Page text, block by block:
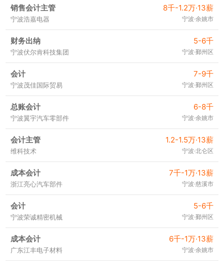
销售会计主管 8千-1.2万·13薪
宁波浩嘉电器 宁波·余姚市
财务出纳 5-6千
宁波伏尔肯科技集团 宁波·鄞州区
会计 7-9千
宁波茂佳国际贸易 宁波·鄞州区
总账会计 6-8千
宁波翼宇汽车零部件 宁波·余姚市
会计主管 1.2-1.5万·13薪
维科技术 宁波·北仑区
成本会计 7千-1万·13薪
浙江亮心汽车部件 宁波·慈溪市
会计 5-6千
宁波荣诚精密机械 宁波·鄞州区
成本会计 6千-1万·13薪
广东江丰电子材料 宁波·余姚市